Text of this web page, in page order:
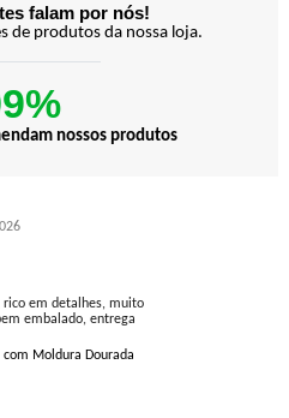
falam por nós!
de produtos da nossa loja.
nossos produtos
rico em detalhes, muito
embalado, entrega
Moldura Dourada